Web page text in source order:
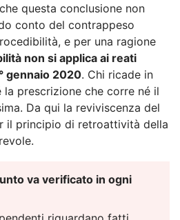
questa conclusione non
conto del contrappeso
e per una ragione
non si applica ai reati
gennaio 2020. Chi ricade in
la prescrizione che corre né il
Da qui la reviviscenza del
il principio di retroattività della
va verificato in ogni